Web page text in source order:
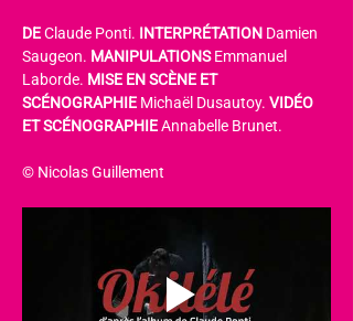
DE Claude Ponti. INTERPRÉTATION Damien
Saugeon. MANIPULATIONS Emmanuel
Laborde. MISE EN SCÈNE ET
SCÉNOGRAPHIE Michaël Dusautoy. VIDÉO
ET SCÉNOGRAPHIE Annabelle Brunet.
© Nicolas Guillement